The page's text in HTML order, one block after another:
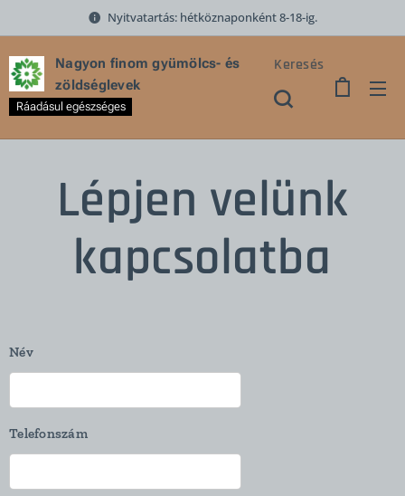
Nyitvatartás: hétköznaponként 8-18-ig.
Nagyon finom gyümölcs- és
zöldséglevek
Ráadásul egészséges
Keresés
Lépjen velünk
kapcsolatba
Név
Telefonszám